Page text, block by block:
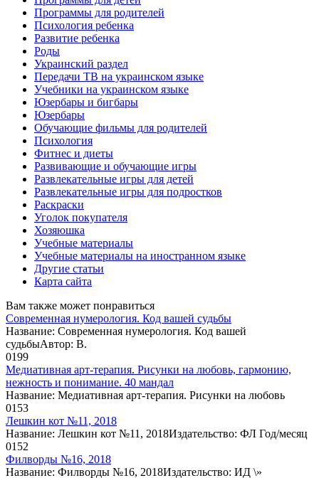
Программы для родителей
Психология ребенка
Развитие ребенка
Роды
Украинский раздел
Передачи ТВ на украинском языке
Учебники на украинском языке
Юзербары и бигбары
Юзербары
Обучающие фильмы для родителей
Психология
Фитнес и диеты
Развивающие и обучающие игры
Развлекательные игры для детей
Развлекательные игры для подростков
Раскраски
Уголок покупателя
Хозяюшка
Учебные материалы
Учебные материалы на иностранном языке
Другие статьи
Карта сайта
Вам также может понравиться
Современная нумерология. Код вашей судьбы
Название: Современная нумерология. Код вашей
судьбыАвтор: В.
0199
Медиативная арт-терапия. Рисунки на любовь, гармонию,
нежность и понимание. 40 мандал
Название: Медиативная арт-терапия. Рисунки на любовь
0153
Лешкин кот №11, 2018
Название: Лешкин кот №11, 2018Издательство: ФЛ Год/месяц
0152
Филворды №16, 2018
Название: Филворды №16, 2018Издательство: ИД \»